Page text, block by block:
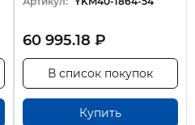
60 995.18 ₽
Купить
В список покупок